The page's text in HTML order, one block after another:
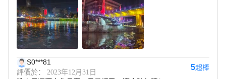
S0***81
評價於： 2023年12月31日
5超棒